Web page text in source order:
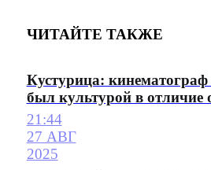
ЧИТАЙТЕ ТАКЖЕ
Кустурица: кинематограф
был культурой в
21:44
27 АВГ
2025